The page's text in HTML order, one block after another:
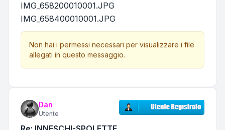
IMG_658200010001.JPG
IMG_658400010001.JPG
Non hai i permessi necessari per visualizzare i file
allegati in questo messaggio.
Dan
Utente